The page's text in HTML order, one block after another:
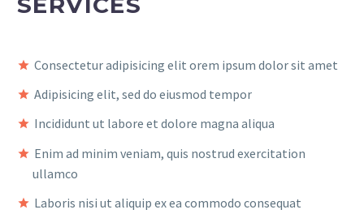
Consectetur adipisicing elit orem ipsum dolor sit amet
Adipisicing elit, sed do eiusmod tempor
Incididunt ut labore et dolore magna aliqua
Enim ad minim veniam, quis nostrud exercitation
ullamco
Laboris nisi ut aliquip ex ea commodo consequat